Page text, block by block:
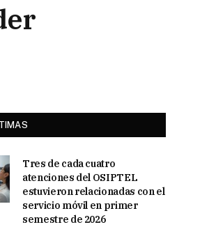
Tres de cada cuatro
atenciones del OSIPTEL
estuvieron relacionadas con el
servicio móvil en primer
semestre de 2026